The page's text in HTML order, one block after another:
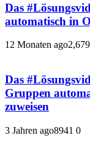
Das
automatisch in
12 Monaten ago2,679
Das
Gruppen
zuweisen
3 Jahren ago8941 0